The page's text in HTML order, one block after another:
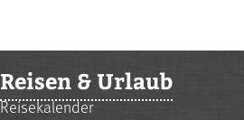
Reisen & Urlaub
Reisekalender